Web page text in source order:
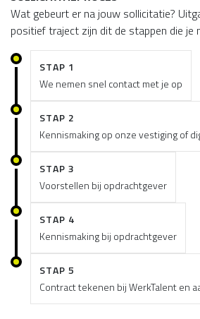
Wat gebeurt er na jouw sollicitatie?
positief traject zijn dit de stappen die je
STAP 1
We nemen snel contact met je op
STAP 2
Kennismaking op onze vestiging of
STAP 3
Voorstellen bij opdrachtgever
STAP 4
Kennismaking bij opdrachtgever
STAP 5
Contract tekenen bij WerkTalent en